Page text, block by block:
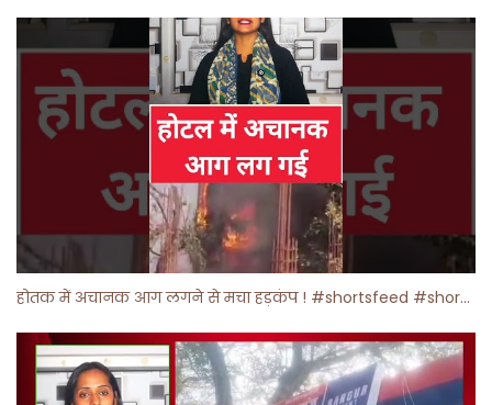
होतक में अचानक आग लगने से मचा हड़कंप ! #shortsfeed #shorts #viralshorts